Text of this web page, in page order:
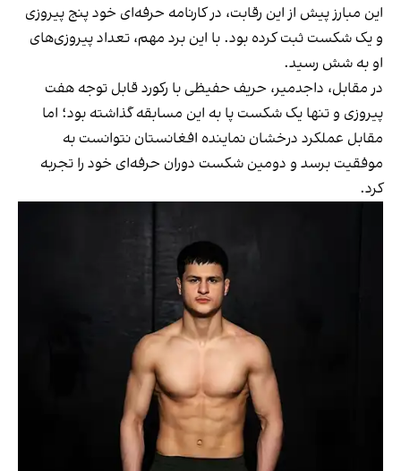
این مبارز پیش از این رقابت، در کارنامه حرفه‌ای خود پنج پیروزی
و یک شکست ثبت کرده بود. با این برد مهم، تعداد پیروزی‌های
او به شش رسید.
در مقابل، داجدمیر، حریف حفیظی با رکورد قابل توجه هفت
پیروزی و تنها یک شکست پا به این مسابقه گذاشته بود؛ اما
مقابل عملکرد درخشان نماینده افغانستان نتوانست به
موفقیت برسد و دومین شکست دوران حرفه‌ای خود را تجربه
کرد.